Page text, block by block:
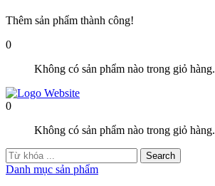
Thêm sản phẩm thành công!
0
Không có sản phẩm nào trong giỏ hàng.
0
Không có sản phẩm nào trong giỏ hàng.
Danh mục sản phẩm